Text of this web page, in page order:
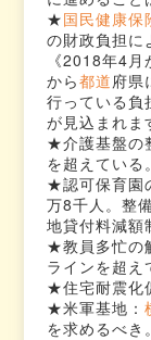
★国民健康保
の財政負担に
《2018年4月
から都道府県
行っている負
が見込まれま
★介護基盤の
を超えている
★認可保育園
万8千人。整
地貸付料減額
★教員多忙の
ラインを超え
★住宅耐震化
★米軍基地：
を求めるべき。